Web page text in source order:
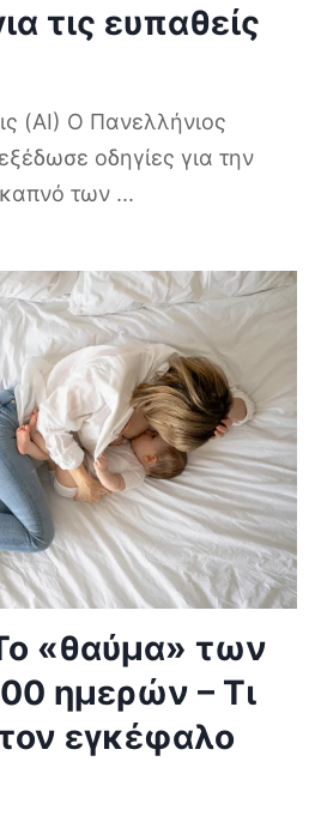
τις ευπαθείς
(AI) Ο Πανελλήνιος
οδηγίες για την
των ...
«θαύμα» των
ημερών – Τι
εγκέφαλο